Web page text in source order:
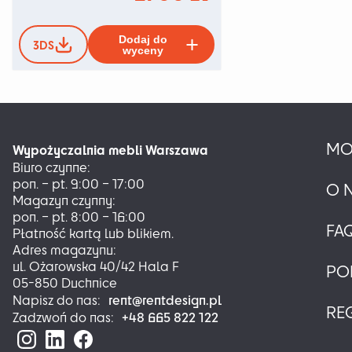
3DS
Dodaj do
wyceny
Ten
produkt
wariantów.
Wypożyczalnia mebli Warszawa
Biuro czynne:
pon. – pt. 9:00 – 17:00
Magazyn czynny:
pon. – pt. 8:00 – 16:00
Płatność kartą lub blikiem.
Adres magazynu:
ul. Ożarowska 40/42 Hala F
05-850 Duchnice
Napisz do nas: rent@rentdesign.pl
Zadzwoń do nas: +48 665 822 122
O